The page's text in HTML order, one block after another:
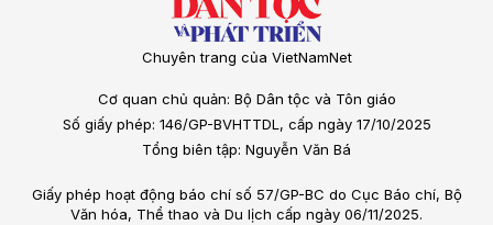
Chuyên trang của VietNamNet
Cơ quan chủ quản: Bộ Dân tộc và Tôn giáo
Số giấy phép: 146/GP-BVHTTDL, cấp ngày 17/10/2025
Tổng biên tập: Nguyễn Văn Bá
Giấy phép hoạt động báo chí số 57/GP-BC do Cục Báo chí, Bộ
Văn hóa, Thể thao và Du lịch cấp ngày 06/11/2025.